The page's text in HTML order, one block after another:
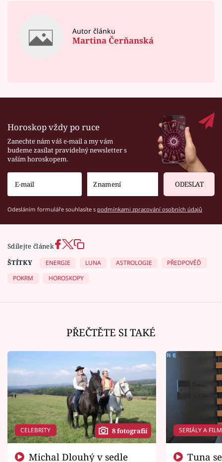
Autor článku
Martina Čerňanská
Horoskop vždy po ruce
Zanechte nám váš e-mail a my vám
budeme zasílat pravidelný newsletter s
vaším horoskopem.
ODESLAT
Odesláním formuláře souhlasíte s podmínkami zpracování osobních údajů
Sdílejte článek
ŠTÍTKY
ENERGIE LUNA ASTROLOGIE
PŘEDPOVĚĎ
POKRM
HOROSKOPY
PŘEČTĚTE SI TAKÉ
CELEBRITY 8 fotografií SERIÁLY A